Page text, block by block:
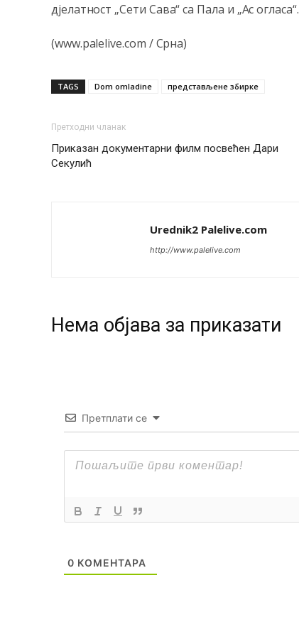
д‌јелатност „Сети Сава“ са Пала и „Ас огласа“.
(www.palelive.com / Срна)
TAGS Dom omladine представљене збирке
Претходни чланак
Приказан документарни филм посвећен Дари
Секулић
Urednik2 Palelive.com
http://www.palelive.com
Нeма објава за приказати
Претплати се
0 КОМЕНТАРА